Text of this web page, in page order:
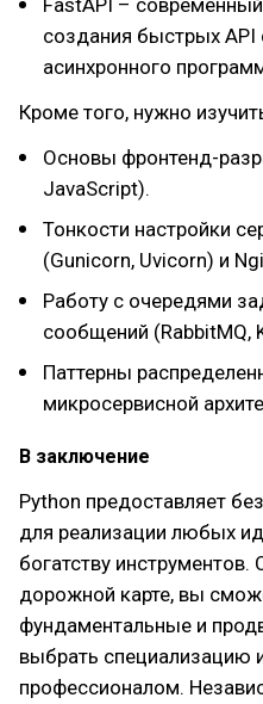
создания быстрых API
асинхронного
Кроме того, нужно
Основы фронтенд-
JavaScript).
Тонкости настройки
(Gunicorn, Uvicorn) и
Работу с очередями
сообщений (RabbitMQ,
Паттерны
микросервисной
В заключение
Python предоставляет
для реализации любых
богатству
дорожной карте, вы
фундаментальные и
выбрать специализацию
профессионалом.